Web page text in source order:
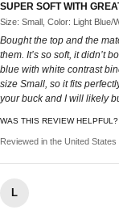
SUPER SOFT WITH
Size: Small, Color: Light Blue/
Bought the top and the
them. It’s so soft, it didn’t
blue with white contrast
size Small, so it fits
your buck and I will likely
WAS THIS REVIEW HELPFUL?
Reviewed in the United
L